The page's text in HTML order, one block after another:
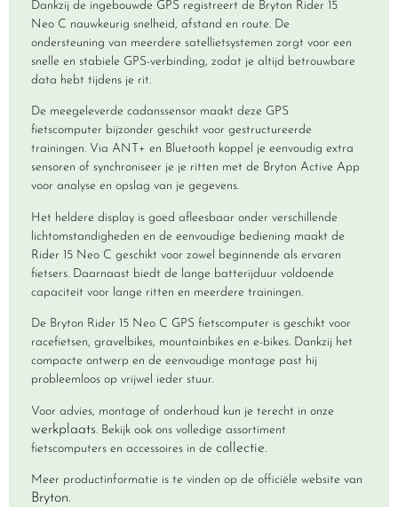
Dankzij de ingebouwde GPS registreert de Bryton Rider 15
Neo C nauwkeurig snelheid, afstand en route. De
ondersteuning van meerdere satellietsystemen zorgt voor een
snelle en stabiele GPS-verbinding, zodat je altijd betrouwbare
data hebt tijdens je rit.
De meegeleverde cadanssensor maakt deze GPS
fietscomputer bijzonder geschikt voor gestructureerde
trainingen. Via ANT+ en Bluetooth koppel je eenvoudig extra
sensoren of synchroniseer je je ritten met de Bryton Active App
voor analyse en opslag van je gegevens.
Het heldere display is goed afleesbaar onder verschillende
lichtomstandigheden en de eenvoudige bediening maakt de
Rider 15 Neo C geschikt voor zowel beginnende als ervaren
fietsers. Daarnaast biedt de lange batterijduur voldoende
capaciteit voor lange ritten en meerdere trainingen.
De Bryton Rider 15 Neo C GPS fietscomputer is geschikt voor
racefietsen, gravelbikes, mountainbikes en e-bikes. Dankzij het
compacte ontwerp en de eenvoudige montage past hij
probleemloos op vrijwel ieder stuur.
Voor advies, montage of onderhoud kun je terecht in onze
werkplaats. Bekijk ook ons volledige assortiment
fietscomputers en accessoires in de collectie.
Meer productinformatie is te vinden op de officiële website van
Bryton.